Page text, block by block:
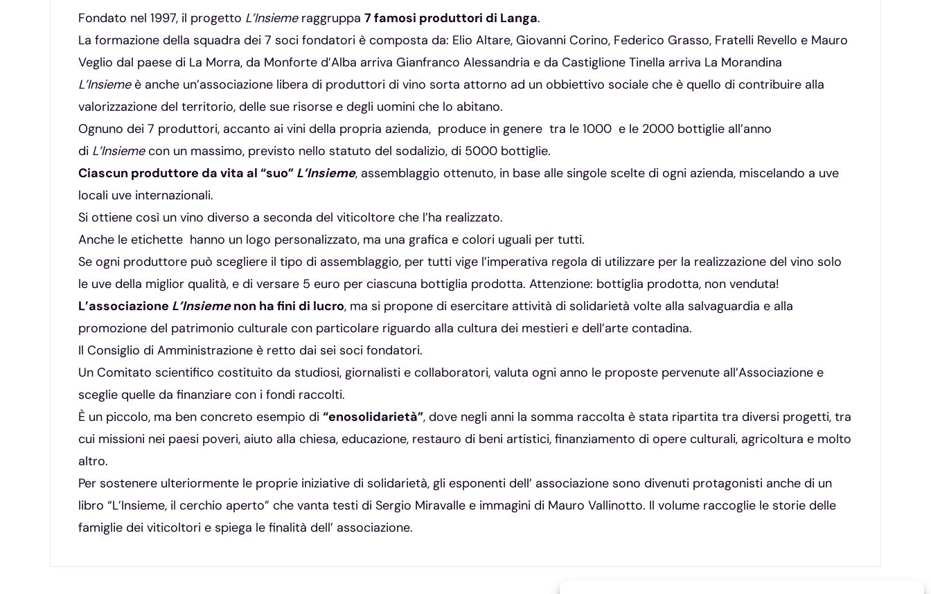
Fondato nel 1997, il progetto L’Insiemeraggruppa 7 famosi produttori di Langa.
La formazione della squadra dei 7 soci fondatori è composta da: Elio Altare, Giovanni Corino, Federico Grasso, Fratelli Revello e Mauro
Veglio dal paese di La Morra, da Monforte d’Alba arriva Gianfranco Alessandria e da Castiglione Tinella arriva La Morandina
L’Insiemeè anche un’associazione libera di produttori di vino sorta attorno ad un obbiettivo sociale che è quello di contribuire alla
valorizzazione del territorio, delle sue risorse e degli uomini che lo abitano.
Ognuno dei 7 produttori, accanto ai vini della propria azienda, produce in genere tra le 1000 e le 2000 bottiglie all’anno
di L’Insiemecon un massimo, previsto nello statuto del sodalizio, di 5000 bottiglie.
Ciascun produttore da vita al “suo” L’Insieme, assemblaggio ottenuto, in base alle singole scelte di ogni azienda, miscelando a uve
locali uve internazionali.
Si ottiene così un vino diverso a seconda del viticoltore che l’ha realizzato.
Anche le etichette hanno un logo personalizzato, ma una grafica e colori uguali per tutti.
Se ogni produttore può scegliere il tipo di assemblaggio, per tutti vige l’imperativa regola di utilizzare per la realizzazione del vino solo
le uve della miglior qualità, e di versare 5 euro per ciascuna bottiglia prodotta. Attenzione: bottiglia prodotta, non venduta!
L’associazione L’Insiemenon ha fini di lucro, ma si propone di esercitare attività di solidarietà volte alla salvaguardia e alla
promozione del patrimonio culturale con particolare riguardo alla cultura dei mestieri e dell’arte contadina.
Il Consiglio di Amministrazione è retto dai sei soci fondatori.
Un Comitato scientifico costituito da studiosi, giornalisti e collaboratori, valuta ogni anno le proposte pervenute all’Associazione e
sceglie quelle da finanziare con i fondi raccolti.
È un piccolo, ma ben concreto esempio di “enosolidarietà”, dove negli anni la somma raccolta è stata ripartita tra diversi progetti, tra
cui missioni nei paesi poveri, aiuto alla chiesa, educazione, restauro di beni artistici, finanziamento di opere culturali, agricoltura e molto
altro.
Per sostenere ulteriormente le proprie iniziative di solidarietà, gli esponenti dell’ associazione sono divenuti protagonisti anche di un
libro “L’Insieme, il cerchio aperto” che vanta testi di Sergio Miravalle e immagini di Mauro Vallinotto. Il volume raccoglie le storie delle
famiglie dei viticoltori e spiega le finalità dell’ associazione.